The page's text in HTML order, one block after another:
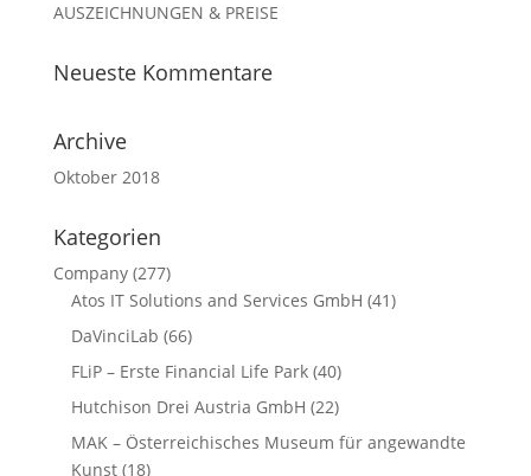
AUSZEICHNUNGEN & PREISE
Neueste Kommentare
Archive
Oktober 2018
Kategorien
Company(277)
Atos IT Solutions and Services GmbH (41)
DaVinciLab (66)
FLiP – Erste Financial Life Park(40)
Hutchison Drei Austria GmbH (22)
MAK – Österreichisches Museum für angewandte
Kunst(18)